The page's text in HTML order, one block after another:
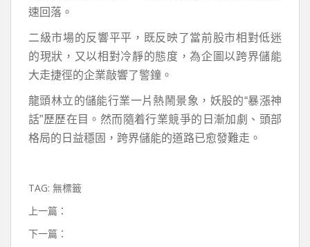
速回落。
二級市場的反響平平，既反映了當前股市相對低迷
的現狀，又以相對冷靜的態度，為企圖以跨界儲能
大走捷徑的企業敲響了警鐘。
龍頭林立的儲能行業一片熱鬧景象，妖股的“暴漲神
話”歷歷在目。然而隨着行業競爭的日漸加劇、頭部
格局的日益穩固，跨界儲能的道路已愈發難走。
TAG: 無標籤
上一篇：
下一篇：